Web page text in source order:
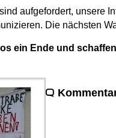
aufgefordert, unsere
Die nächsten
ein Ende und